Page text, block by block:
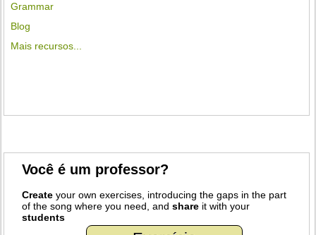
Grammar
Blog
Mais recursos...
Você é um professor?
Create your own exercises, introducing the gaps in the part
of the song where you need, andshare it with your
students